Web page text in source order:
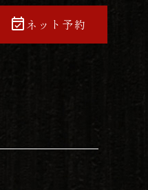
event_availableネット予約